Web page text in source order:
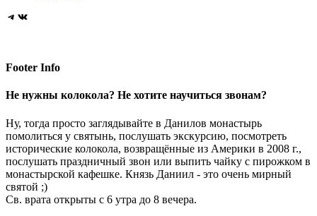
Telegram
VK
Footer Info
Не нужны колокола? Не хотите научиться звонам?
Ну, тогда просто заглядывайте в Данилов монастырь
помолиться у святынь, послушать экскурсию, посмотреть
исторические колокола, возвращённые из Америки в 2008 г.,
послушать праздничный звон или выпить чайку с пирожком в
монастырской кафешке. Князь Даниил - это очень мирный
святой ;)
Св. врата открыты с 6 утра до 8 вечера.